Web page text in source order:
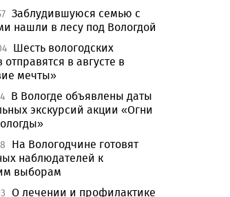
Заблудившуюся семью с
нашли в лесу под Вологдой
Шесть вологодских
в августе в
мечты»
В Вологде объявлены даты
экскурсий акции «Огни
На Вологодчине готовят
наблюдателей к
выборам
О лечении и профилактике